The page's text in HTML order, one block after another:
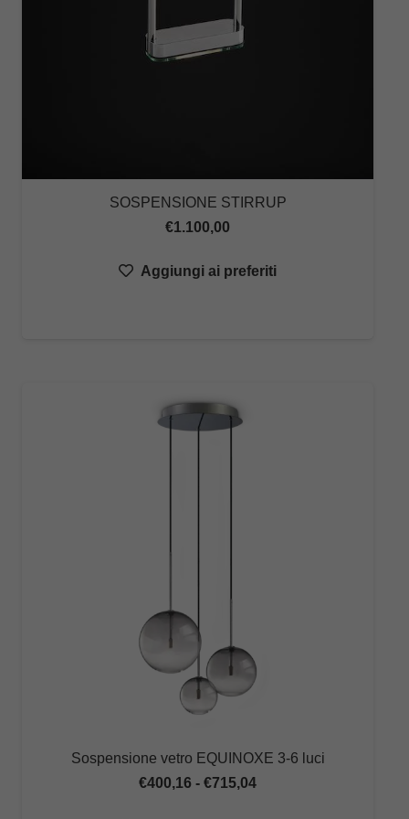
SOSPENSIONE STIRRUP
€1.100,00
Aggiungi ai preferiti
Sospensione vetro EQUINOXE 3-6 luci
€400,16 - €715,04Fascia